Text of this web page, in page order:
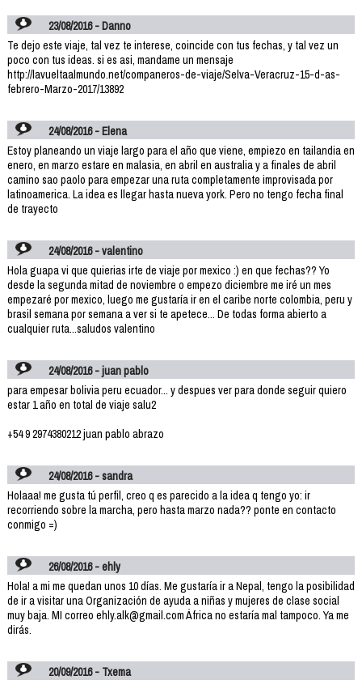
23/08/2016 - Danno
Te dejo este viaje, tal vez te interese, coincide con tus fechas, y tal vez un
poco con tus ideas. si es asi, mandame un mensaje
http://lavueltaalmundo.net/companeros-de-viaje/Selva-Veracruz-15-d-as-
febrero-Marzo-2017/13892
24/08/2016 - Elena
Estoy planeando un viaje largo para el año que viene, empiezo en tailandia en
enero, en marzo estare en malasia, en abril en australia y a finales de abril
camino sao paolo para empezar una ruta completamente improvisada por
latinoamerica. La idea es llegar hasta nueva york. Pero no tengo fecha final
de trayecto
24/08/2016 - valentino
Hola guapa vi que quierias irte de viaje por mexico :) en que fechas?? Yo
desde la segunda mitad de noviembre o empezo diciembre me iré un mes
empezaré por mexico, luego me gustaría ir en el caribe norte colombia, peru y
brasil semana por semana a ver si te apetece... De todas forma abierto a
cualquier ruta...saludos valentino
24/08/2016 - juan pablo
para empesar bolivia peru ecuador... y despues ver para donde seguir quiero
estar 1 año en total de viaje salu2
+54 9 2974380212 juan pablo abrazo
24/08/2016 - sandra
Holaaa! me gusta tú perfil, creo q es parecido a la idea q tengo yo: ir
recorriendo sobre la marcha, pero hasta marzo nada?? ponte en contacto
conmigo =)
26/08/2016 - ehly
Hola! a mi me quedan unos 10 días. Me gustaría ir a Nepal, tengo la posibilidad
de ir a visitar una Organización de ayuda a niñas y mujeres de clase social
muy baja. MI correo ehly.alk@gmail.com África no estaría mal tampoco. Ya me
dirás.
20/09/2016 - Txema